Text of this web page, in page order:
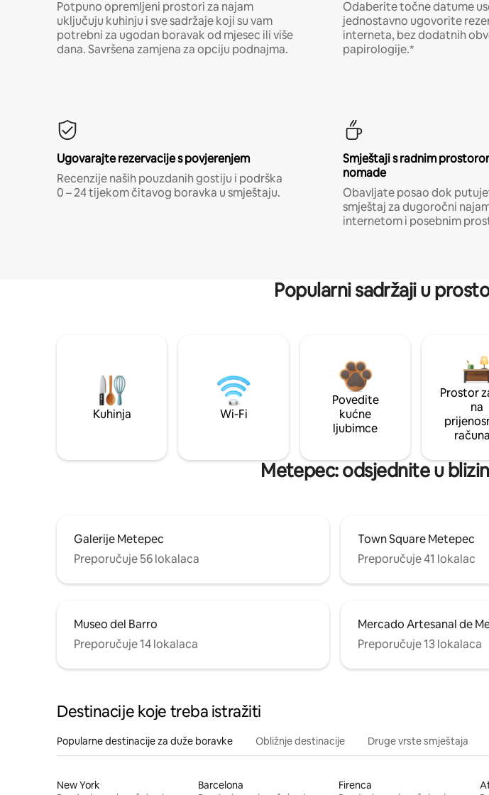
Potpuno opremljeni prostori za najam
uključuju kuhinju i sve sadržaje koji su vam
potrebni za ugodan boravak od mjesec ili više
dana. Savršena zamjena za opciju podnajma.
Odaberite točne datume
jednostavno ugovorite
interneta, bez dodatnih
papirologije.*
Ugovarajte rezervacije s povjerenjem
Recenzije naših pouzdanih gostiju i podrška
0 – 24 tijekom čitavog boravka u smještaju.
Smještaji s radnim
nomade
Obavljate posao dok
smještaj za dugoročni
internetom i posebnim
Popularni sadržaji u
Kuhinja Wi-Fi
Povedite
kućne
ljubimce
Prostor
na
Metepec: odsjednite u
Galerije Metepec
Preporučuje 56 lokalaca
Town Square Metepec
Preporučuje 41 lokalac
Museo del Barro
Preporučuje 14 lokalaca
Mercado Artesanal de
Preporučuje 13 lokalaca
Destinacije koje treba istražiti
Popularne destinacije za duže boravke Obližnje destinacije Druge vrste smještaja
New York
Barcelona
Firenca